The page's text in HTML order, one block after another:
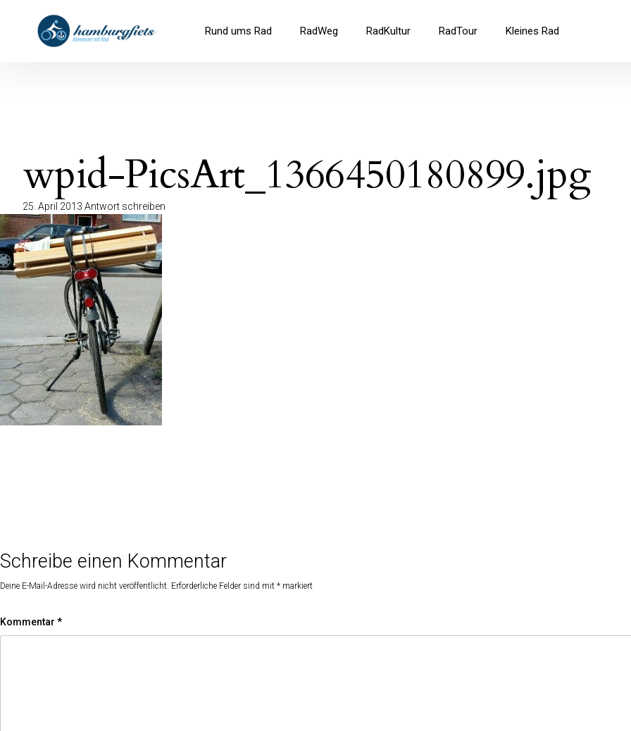
überspringenhamburgfiets – Abenteuer mit Rad
Rund ums Rad RadWeg RadKultur RadTour Kleines Rad
wpid-PicsArt_1366450180899.jpg
25. April 2013 Antwort schreiben
Schreibe einen Kommentar
Deine E-Mail-Adresse wird nicht veröffentlicht. Erforderliche Felder sind mit * markiert
Kommentar *